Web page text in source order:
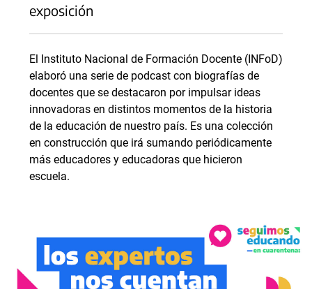
exposición
El Instituto Nacional de Formación Docente (INFoD)
elaboró una serie de podcast con biografías de
docentes que se destacaron por impulsar ideas
innovadoras en distintos momentos de la historia
de la educación de nuestro país. Es una colección
en construcción que irá sumando periódicamente
más educadores y educadoras que hicieron
escuela.